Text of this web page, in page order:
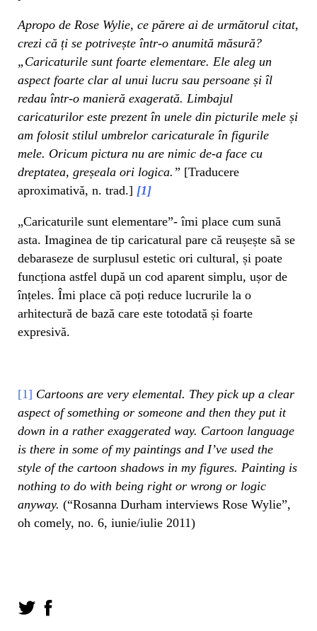
Apropo de Rose Wylie, ce părere ai de următorul citat,
crezi că ți se potrivește într-o anumită măsură?
„Caricaturile sunt foarte elementare. Ele aleg un
aspect foarte clar al unui lucru sau persoane și îl
redau într-o manieră exagerată. Limbajul
caricaturilor este prezent în unele din picturile mele și
am folosit stilul umbrelor caricaturale în figurile
mele. Oricum pictura nu are nimic de-a face cu
dreptatea, greșeala ori logica.” [Traducere
aproximativă, n. trad.] [1]
„Caricaturile sunt elementare”- îmi place cum sună
asta. Imaginea de tip caricatural pare că reușește să se
debaraseze de surplusul estetic ori cultural, și poate
funcționa astfel după un cod aparent simplu, ușor de
înțeles. Îmi place că poți reduce lucrurile la o
arhitectură de bază care este totodată și foarte
expresivă.
[1] Cartoons are very elemental. They pick up a clear
aspect of something or someone and then they put it
down in a rather exaggerated way. Cartoon language
is there in some of my paintings and I’ve used the
style of the cartoon shadows in my figures. Painting is
nothing to do with being right or wrong or logic
anyway. (“Rosanna Durham interviews Rose Wylie”,
oh comely, no. 6, iunie/iulie 2011)